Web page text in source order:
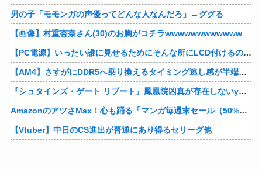
男の子「モモンガの声優ってどんな人なんだろ」→ググる
【画像】村重杏奈さん(30)のお胸がコチラwwwwwwwwwwww
【PC電源】いったい誰に見せるためにそんな所にLCD付けるのかな
【AM4】さすがにDDR5へ乗り換えるタイミング逃し感が半端ない
『シュタインズ・ゲート リブート』鳳凰院凶真が存在しないγ（ガンマ）世界線が追加される
AmazonのアツさMax！心も踊る「マンガ毎週末セール（50%還元）」2日目襲来！他
【Vtuber】中日のCS進出が普通にあり得るセリーグ他